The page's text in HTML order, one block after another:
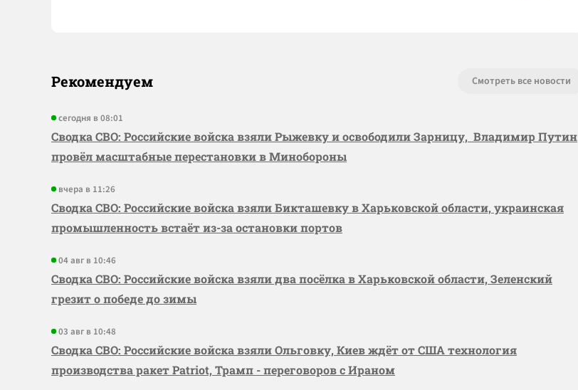
Рекомендуем Смотреть все новости
сегодня в 08:01
Сводка СВО: Российские войска взяли Рыжевку и освободили Зарницу, Владимир Путин
провёл масштабные перестановки в Минобороны
вчера в 11:26
Сводка СВО: Российские войска взяли Бикташевку в Харьковской области, украинская
промышленность встаёт из-за остановки портов
04 авг в 10:46
Сводка СВО: Российские войска взяли два посёлка в Харьковской области, Зеленский
грезит о победе до зимы
03 авг в 10:48
Сводка СВО: Российские войска взяли Ольговку, Киев ждёт от США технология
производства ракет Patriot, Трамп - переговоров с Ираном